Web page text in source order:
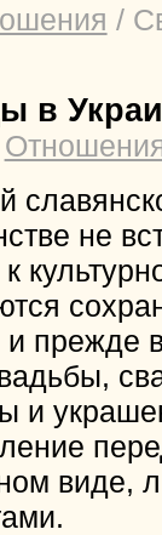
/
в
не
прежде
и
виде,